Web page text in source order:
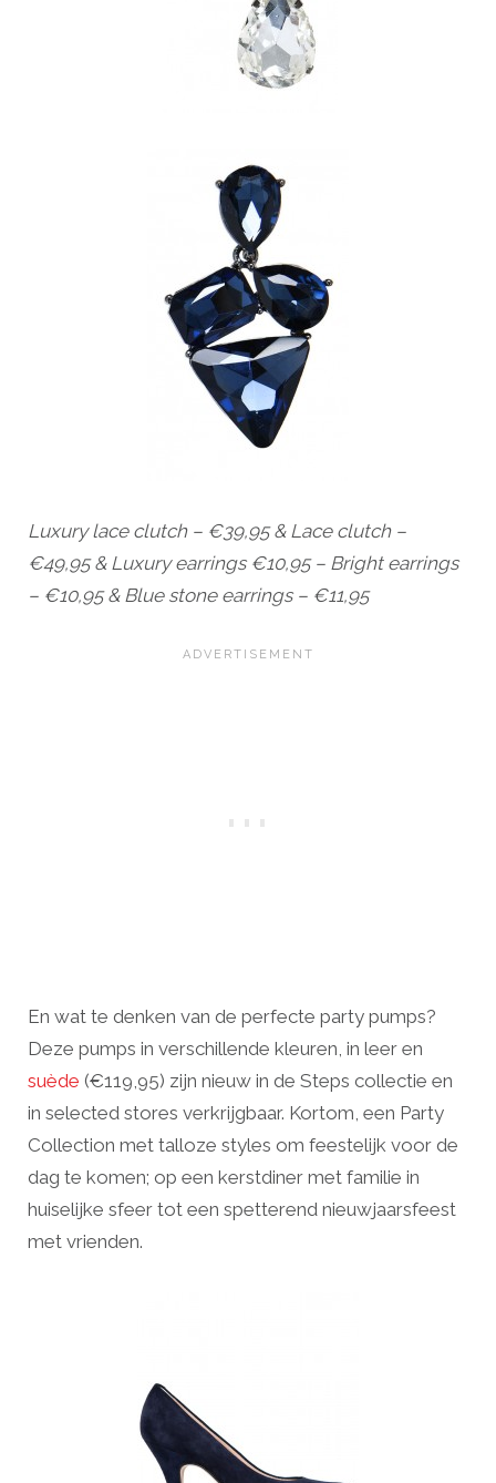
Luxury lace clutch – €39,95 & Lace clutch –
€49,95 & Luxury earrings €10,95 – Bright earrings
– €10,95 & Blue stone earrings – €11,95
En wat te denken van de perfecte party pumps?
Deze pumps in verschillende kleuren, in leer en
suède (€119,95) zijn nieuw in de Steps collectie en
in selected stores verkrijgbaar. Kortom, een Party
Collection met talloze styles om feestelijk voor de
dag te komen; op een kerstdiner met familie in
huiselijke sfeer tot een spetterend nieuwjaarsfeest
met vrienden.